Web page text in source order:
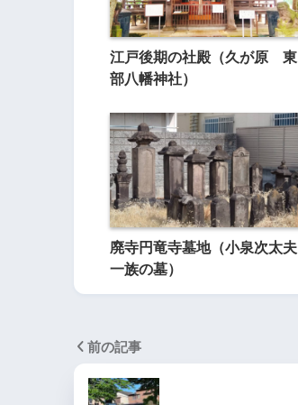
江戸後期の社殿（久が原 東
部八幡神社）
廃寺円竜寺墓地（小泉次太夫
一族の墓）
前の記事